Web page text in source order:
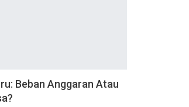
Beban Anggaran Atau